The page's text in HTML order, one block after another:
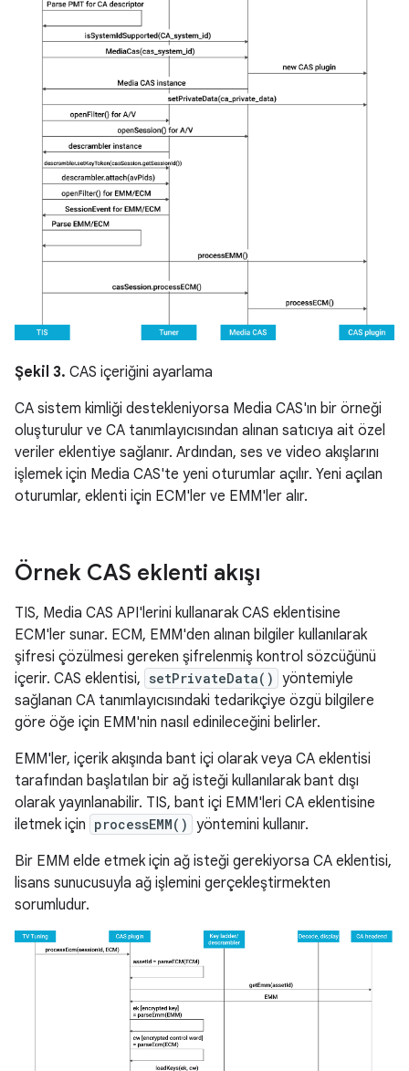
Şekil 3. CAS içeriğini ayarlama
CA sistem kimliği destekleniyorsa Media CAS'ın bir örneği
oluşturulur ve CA tanımlayıcısından alınan satıcıya ait özel
veriler eklentiye sağlanır. Ardından, ses ve video akışlarını
işlemek için Media CAS'te yeni oturumlar açılır. Yeni açılan
oturumlar, eklenti için ECM'ler ve EMM'ler alır.
Örnek CAS eklenti akışı
TIS, Media CAS API'lerini kullanarak CAS eklentisine
ECM'ler sunar. ECM, EMM'den alınan bilgiler kullanılarak
şifresi çözülmesi gereken şifrelenmiş kontrol sözcüğünü
içerir. CAS eklentisi, setPrivateData() yöntemiyle
sağlanan CA tanımlayıcısındaki tedarikçiye özgü bilgilere
göre öğe için EMM'nin nasıl edinileceğini belirler.
EMM'ler, içerik akışında bant içi olarak veya CA eklentisi
tarafından başlatılan bir ağ isteği kullanılarak bant dışı
olarak yayınlanabilir. TIS, bant içi EMM'leri CA eklentisine
iletmek için processEMM() yöntemini kullanır.
Bir EMM elde etmek için ağ isteği gerekiyorsa CA eklentisi,
lisans sunucusuyla ağ işlemini gerçekleştirmekten
sorumludur.